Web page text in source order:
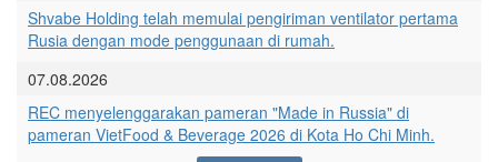
Shvabe Holding telah memulai pengiriman ventilator pertama
Rusia dengan mode penggunaan di rumah.
07.08.2026
REC menyelenggarakan pameran "Made in Russia" di
pameran VietFood & Beverage 2026 di Kota Ho Chi Minh.